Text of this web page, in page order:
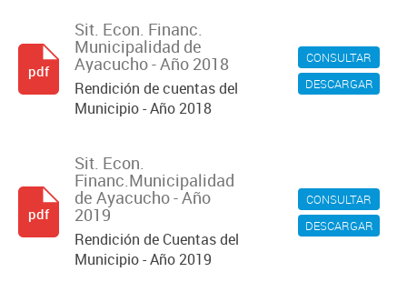
CONSULTAR
DESCARGAR
Sit. Econ. Financ.
Municipalidad de
Ayacucho - Año 2018
Rendición de cuentas del
Municipio - Año 2018
pdf
CONSULTAR
DESCARGAR
Sit. Econ.
Financ.Municipalidad
de Ayacucho - Año
2019
Rendición de Cuentas del
Municipio - Año 2019
pdf